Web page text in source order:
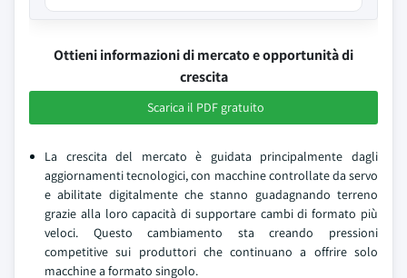
Ottieni informazioni di mercato e opportunità di
crescita
Scarica il PDF gratuito
La crescita del mercato è guidata principalmente dagli
aggiornamenti tecnologici, con macchine controllate da servo
e abilitate digitalmente che stanno guadagnando terreno
grazie alla loro capacità di supportare cambi di formato più
veloci. Questo cambiamento sta creando pressioni
competitive sui produttori che continuano a offrire solo
macchine a formato singolo.